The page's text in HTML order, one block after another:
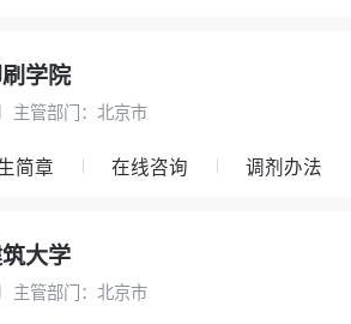
学院
主管部门： 北京市
简章 在线咨询 调剂办法
大学
主管部门： 北京市